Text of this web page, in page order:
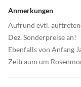
Anmerkungen
Aufrund evtl.
Dez. Sonderpreise an!
Ebenfalls von Anfang
Zeitraum um